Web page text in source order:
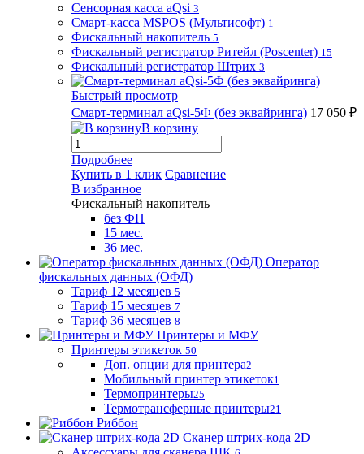
Сенсорная касса aQsi 3
Смарт-касса MSPOS (Мультисофт) 1
Фискальный накопитель 5
Фискальный регистратор Ритейл (Poscenter) 15
Фискальный регистратор Штрих 3
Быстрый просмотр
Смарт-терминал aQsi-5Ф (без эквайринга) 17 050 ₽
В корзину
Подробнее
Купить в 1 клик Сравнение
В избранное
Фискальный накопитель
без ФН
15 мес.
36 мес.
Оператор
фискальных данных (ОФД)
Тариф 12 месяцев 5
Тариф 15 месяцев 7
Тариф 36 месяцев 8
Принтеры и МФУ
Принтеры этикеток 50
Доп. опции для принтера2
Мобильный принтер этикеток1
Термопринтеры25
Термотрансферные принтеры21
Риббон
Сканер штрих-кода 2D